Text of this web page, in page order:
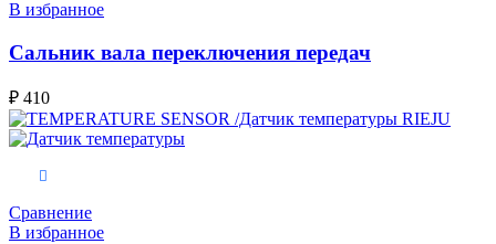
В избранное
Сальник вала переключения передач
₽ 410
Сравнение
В избранное